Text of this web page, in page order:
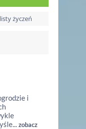
życzeń
i
zobacz